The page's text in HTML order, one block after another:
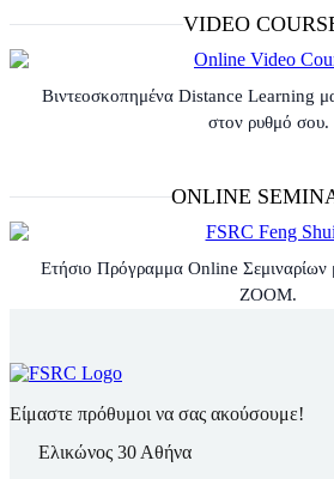
VIDEO
Βιντεοσκοπημένα Distance Learning
στον ρυθμό σου.
ONLINE
Ετήσιο Πρόγραμμα Online Σεμιναρίων
ZOOM.
Είμαστε πρόθυμοι να σας ακούσουμε!
Ελικώνος 30 Αθήνα